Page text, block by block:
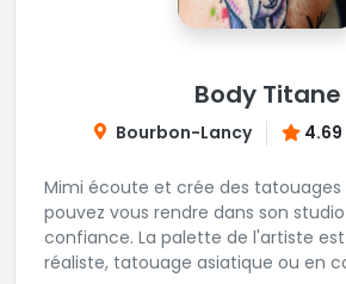
Body Titane
Bourbon-Lancy 4.69
Mimi écoute et crée des tatouages
pouvez vous rendre dans son
confiance. La palette de l'artiste
réaliste, tatouage asiatique ou en